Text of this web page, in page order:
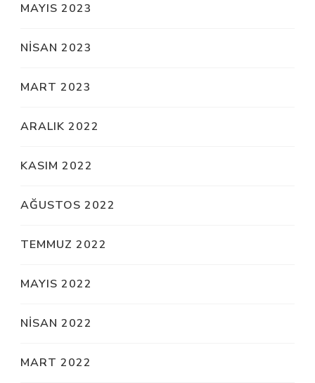
MAYIS 2023
NISAN 2023
MART 2023
ARALIK 2022
KASIM 2022
AĞUSTOS 2022
TEMMUZ 2022
MAYIS 2022
NISAN 2022
MART 2022